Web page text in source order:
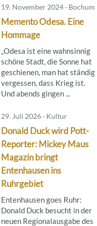
19. November 2024 · Bochum
Memento Odesa. Eine
Hommage
„Odesa ist eine wahnsinnig
schöne Stadt, die Sonne hat
geschienen, man hat ständig
vergessen, dass Krieg ist.
Und abends gingen ...
29. Juli 2026 · Kultur
Donald Duck wird Pott-
Reporter: Mickey Maus
Magazin bringt
Entenhausen ins
Ruhrgebiet
Entenhausen goes Ruhr:
Donald Duck besucht in der
neuen Regionalausgabe des